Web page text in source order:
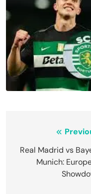
Navegação
de
Post
Real Madrid vs
Munich: